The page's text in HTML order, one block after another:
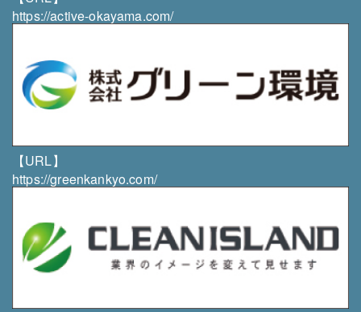
・当社は、個人情報保護責任者を任命し、個人情報の
管理方法についての研修を実施し、日常業務における
個人情報の適正な取扱いを徹底します。
す。
お問い合わせ先
〒003-0831 北海道札幌市白石区北郷1条11丁目3-1
TEL／FAX
011-879-5001／011-351-1969
https://active-okayama.com/
【URL】
https://greenkankyo.com/